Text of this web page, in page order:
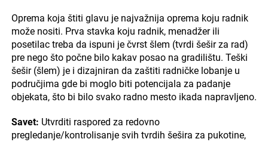
Oprema koja štiti glavu je najvažnija oprema koju radnik
može nositi. Prva stavka koju radnik, menadžer ili
posetilac treba da ispuni je čvrst šlem (tvrdi šešir za rad)
pre nego što počne bilo kakav posao na gradilištu. Teški
šešir (šlem) je i dizajniran da zaštiti radničke lobanje u
područjima gde bi moglo biti potencijala za padanje
objekata, što bi bilo svako radno mesto ikada napravljeno.
Savet: Utvrditi raspored za redovno
pregledanje/kontrolisanje svih tvrdih šešira za pukotine,